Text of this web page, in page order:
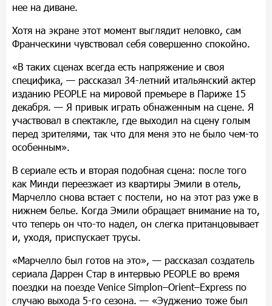
нее на диване.
Хотя на экране этот момент выглядит неловко, сам
Франческини чувствовал себя совершенно спокойно.
«В таких сценах всегда есть напряжение и своя
специфика, — рассказал 34-летний итальянский актер
изданию PEOPLE на мировой премьере в Париже 15
декабря. — Я привык играть обнаженным на сцене. Я
участвовал в спектакле, где выходил на сцену голым
перед зрителями, так что для меня это не было чем-то
особенным».
В сериале есть и вторая подобная сцена: после того
как Минди переезжает из квартиры Эмили в отель,
Марчелло снова встает с постели, но на этот раз уже в
нижнем белье. Когда Эмили обращает внимание на то,
что теперь он что-то надел, он слегка пританцовывает
и, уходя, приспускает трусы.
«Марчелло был готов на это», — рассказал создатель
сериала Даррен Стар в интервью PEOPLE во время
поездки на поезде Venice Simplon–Orient–Express по
случаю выхода 5-го сезона. — «Эудженио тоже был